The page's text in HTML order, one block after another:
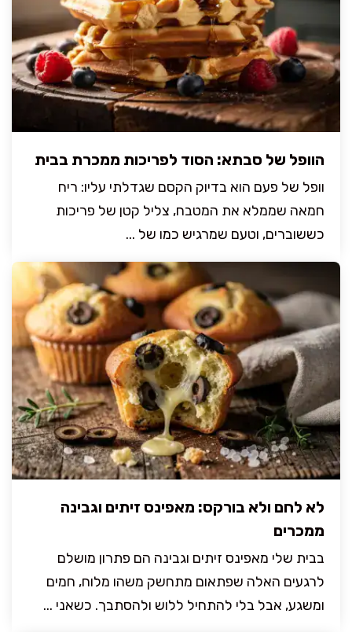
הוופל של סבתא: הסוד לפריכות ממכרת בבית
וופל של פעם הוא בדיוק הקסם שגדלתי עליו: ריח
חמאה שממלא את המטבח, צליל קטן של פריכות
כששוברים, וטעם שמרגיש כמו של ...
לא לחם ולא בורקס: מאפינס זיתים וגבינה
ממכרים
בבית שלי מאפינס זיתים וגבינה הם פתרון מושלם
לרגעים האלה שפתאום מתחשק משהו מלוח, חמים
ומשגע, אבל בלי להתחיל ללוש ולהסתבך. כשאני ...